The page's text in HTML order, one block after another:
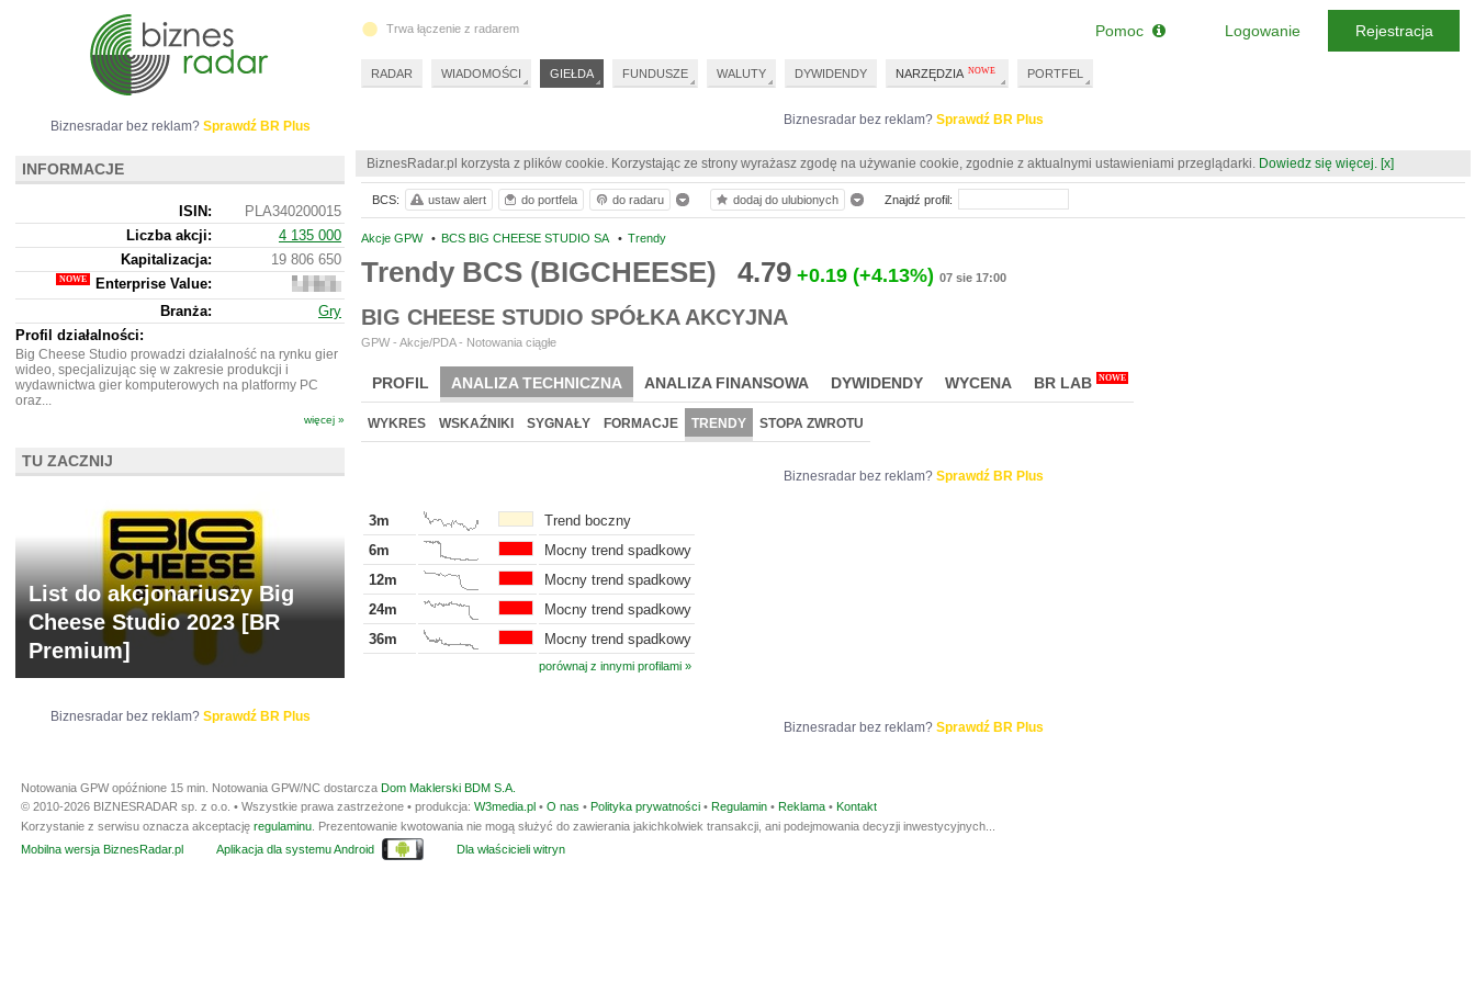
Biznesradar bez reklam? Sprawdź BR Plus
BiznesRadar.pl korzysta z plików cookie. Korzystając ze strony wyrażasz zgodę na używanie cookie, zgodnie z aktualnymi ustawieniami przeglądarki. Dowiedz się więcej. [x]
Akcje GPW • BCS BIG CHEESE STUDIO SA • Trendy
Trendy BCS (BIGCHEESE) 4.79 +0.19 (+4.13%) 07 sie 17:00
BIG CHEESE STUDIO SPÓŁKA AKCYJNA
GPW - Akcje/PDA - Notowania ciągłe
PROFIL ANALIZA TECHNICZNA ANALIZA FINANSOWA DYWIDENDY WYCENA BR LAB NOWE
WYKRES WSKAŹNIKI SYGNAŁY FORMACJE TRENDY STOPA ZWROTU
Biznesradar bez reklam? Sprawdź BR Plus
3m
Trend boczny
6m
Mocny trend spadkowy
12m
Mocny trend spadkowy
24m
Mocny trend spadkowy
36m
Mocny trend spadkowy
porównaj z innymi profilami »
Biznesradar bez reklam? Sprawdź BR Plus
BCS: ustaw alert do portfela do radaru dodaj do ulubionych Znajdź profil:
Biznesradar bez reklam? Sprawdź BR Plus
INFORMACJE
ISIN:
PLA340200015
Liczba akcji:
4 135 000
Kapitalizacja:
19 806 650
Enterprise Value:
19
485
650
Branża:
Gry
Profil działalności:
Big Cheese Studio prowadzi działalność na rynku gier
wideo, specjalizując się w zakresie produkcji i
wydawnictwa gier komputerowych na platformy PC
oraz...
więcej »
TU ZACZNIJ
List do akcjonariuszy Big
Cheese Studio 2023 [BR
Premium]
Biznesradar bez reklam? Sprawdź BR Plus
Trwa łączenie z radarem
RADAR WIADOMOŚCI GIEŁDA FUNDUSZE WALUTY DYWIDENDY NARZĘDZIA PORTFEL
Pomoc Logowanie Rejestracja
Notowania GPW opóźnione 15 min. Notowania GPW/NC dostarcza Dom Maklerski BDM S.A.
© 2010-2026 BIZNESRADAR sp. z o.o. • Wszystkie prawa zastrzeżone • produkcja: W3media.pl • O nas • Polityka prywatności • Regulamin • Reklama • Kontakt
Korzystanie z serwisu oznacza akceptację regulaminu . Prezentowanie kwotowania nie mogą służyć do zawierania jakichkolwiek transakcji, ani podejmowania decyzji inwestycyjnych...
Mobilna wersja BiznesRadar.pl
Aplikacja dla systemu Android Dla właścicieli witryn